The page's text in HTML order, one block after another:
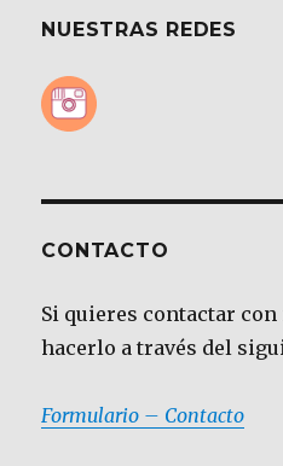
NUESTRAS REDES
CONTACTO
Si quieres contactar
hacerlo a través del
Formulario – Contacto